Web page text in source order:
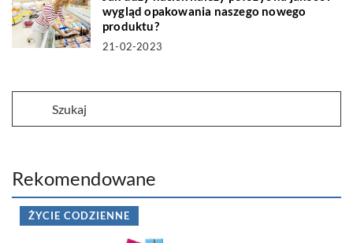
wygląd opakowania naszego nowego
produktu?
21-02-2023
Rekomendowane
ŻYCIE CODZIENNE